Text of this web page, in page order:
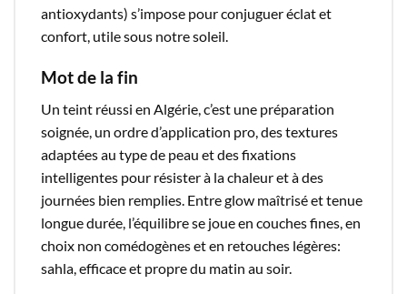
antioxydants) s’impose pour conjuguer éclat et
confort, utile sous notre soleil.​
Motde la fin
Un teint réussi en Algérie, c’est une préparation
soignée, un ordre d’application pro, des textures
adaptées au type de peau et des fixations
intelligentes pour résister à la chaleur et à des
journées bien remplies. Entre glow maîtrisé et tenue
longue durée, l’équilibre se joue en couches fines, en
choix non comédogènes et en retouches légères:
sahla, efficace et propre du matin au soir.​